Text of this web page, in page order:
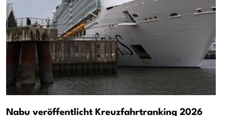
Nabu veröffentlicht Kreuzfahrtranking 2026